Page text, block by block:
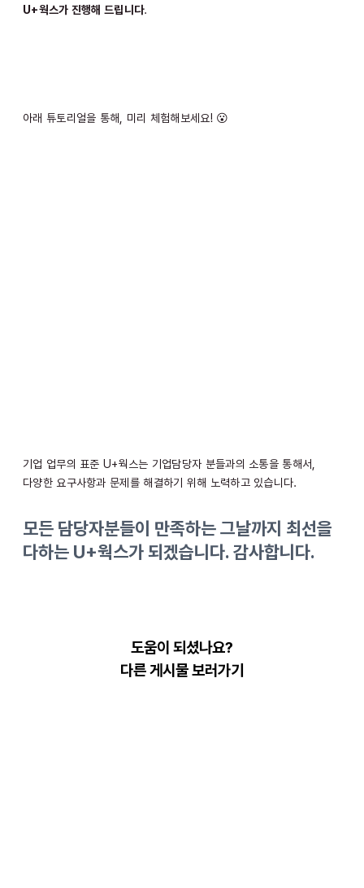
U+웍스가 진행해 드립니다.
아래 튜토리얼을 통해, 미리 체험해보세요! 😮
기업 업무의 표준 U+웍스는 기업담당자 분들과의 소통을 통해서,
다양한 요구사항과 문제를 해결하기 위해 노력하고 있습니다.
모든 담당자분들이 만족하는 그날까지 최선을
다하는 U+웍스가 되겠습니다. 감사합니다.
도움이 되셨나요?
다른 게시물 보러가기